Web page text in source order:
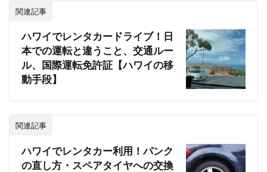
関連記事
ハワイでレンタカードライブ！日
本での運転と違うこと、交通ルー
ル、国際運転免許証【ハワイの移
動手段】
関連記事
ハワイでレンタカー利用！パンク
の直し方・スペアタイヤへの交換